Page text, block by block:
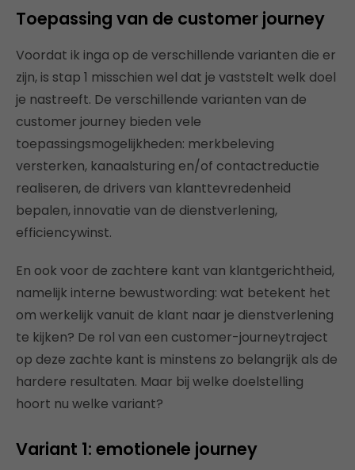
Toepassing van de customer journey
Voordat ik inga op de verschillende varianten die er
zijn, is stap 1 misschien wel dat je vaststelt welk doel
je nastreeft. De verschillende varianten van de
customer journey bieden vele
toepassingsmogelijkheden: merkbeleving
versterken, kanaalsturing en/of contactreductie
realiseren, de drivers van klanttevredenheid
bepalen, innovatie van de dienstverlening,
efficiencywinst.
En ook voor de zachtere kant van klantgerichtheid,
namelijk interne bewustwording: wat betekent het
om werkelijk vanuit de klant naar je dienstverlening
te kijken? De rol van een customer-journeytraject
op deze zachte kant is minstens zo belangrijk als de
hardere resultaten. Maar bij welke doelstelling
hoort nu welke variant?
Variant 1: emotionele journey